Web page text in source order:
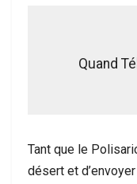
Quand
Tant que le
désert et